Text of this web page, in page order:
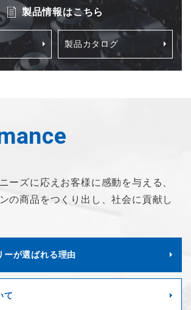
製品情報はこちら
製品カタログ
ーズに応え お客様に感動を与える、
の商品をつくり出し、社会に貢献し
ーが選ばれる理由
て